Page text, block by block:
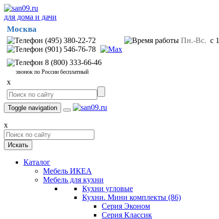
для дома и дачи
Москва
(495) 380-22-72
(901) 546-76-78
8 (800) 333-66-46
звонок по России бесплатный
Пн.-Вс. с
x
Toggle navigation
x
Искать
Каталог
Мебель ИКЕА
Мебель для кухни
Кухни угловые
Кухни. Мини комплекты (86)
Серия Эконом
Серия Классик